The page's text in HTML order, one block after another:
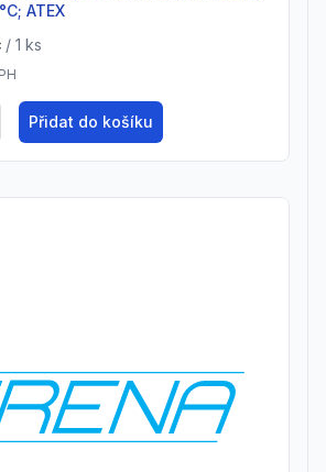
ATEX
/ 1 ks
Přidat do košíku